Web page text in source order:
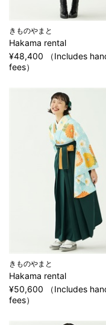
きものやまと
Hakama rental
¥48,400 （Includes
fees）
きものやまと
Hakama rental
¥50,600 （Includes
fees）